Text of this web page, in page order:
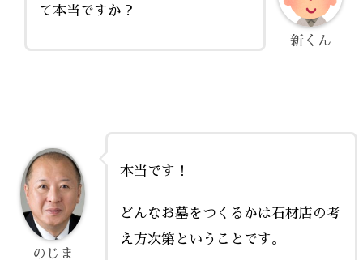
て本当ですか？
新くん
本当です！
どんなお墓をつくるかは石材店の考
え方次第ということです。
のじま